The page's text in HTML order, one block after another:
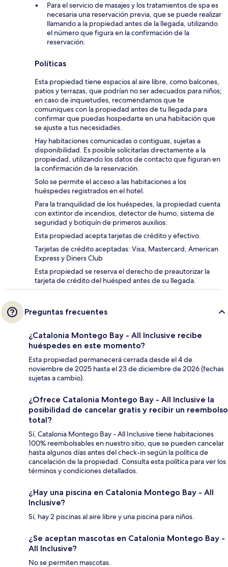
Para el servicio de masajes y los tratamientos de spa es
necesaria una reservación previa, que se puede realizar
llamando a la propiedad antes de la llegada, utilizando
el número que figura en la confirmación de la
reservación.
Políticas
Esta propiedad tiene espacios al aire libre, como balcones,
patios y terrazas, que podrían no ser adecuados para niños;
en caso de inquietudes, recomendamos que te
comuniques con la propiedad antes de tu llegada para
confirmar que puedas hospedarte en una habitación que
se ajuste a tus necesidades.
Hay habitaciones comunicadas o contiguas, sujetas a
disponibilidad. Es posible solicitarlas directamente a la
propiedad, utilizando los datos de contacto que figuran en
la confirmación de la reservación.
Solo se permite el acceso a las habitaciones a los
huéspedes registrados en el hotel.
Para la tranquilidad de los huéspedes, la propiedad cuenta
con extintor de incendios, detector de humo, sistema de
seguridad y botiquín de primeros auxilios.
Esta propiedad acepta tarjetas de crédito y efectivo.
Tarjetas de crédito aceptadas: Visa, Mastercard, American
Express y Diners Club
Esta propiedad se reserva el derecho de preautorizar la
tarjeta de crédito del huésped antes de su llegada.
Preguntas frecuentes
¿Catalonia Montego Bay - All Inclusive recibe
huéspedes en este momento?
Esta propiedad permanecerá cerrada desde el 4 de
noviembre de 2025 hasta el 23 de diciembre de 2026 (fechas
sujetas a cambio).
¿Ofrece Catalonia Montego Bay - All Inclusive la
posibilidad de cancelar gratis y recibir un reembolso
total?
Sí, Catalonia Montego Bay - All Inclusive tiene habitaciones
100% reembolsables en nuestro sitio, que se pueden cancelar
hasta algunos días antes del check-in según la política de
cancelación de la propiedad. Consulta esta política para ver los
términos y condiciones detallados.
¿Hay una piscina en Catalonia Montego Bay - All
Inclusive?
Sí, hay 2 piscinas al aire libre y una piscina para niños.
¿Se aceptan mascotas en Catalonia Montego Bay -
All Inclusive?
No se permiten mascotas.